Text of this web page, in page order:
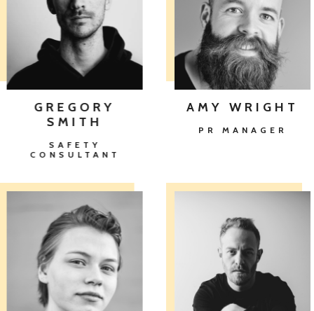
GREGORY
SMITH
SAFETY
CONSULTANT
AMY WRIGHT
PR MANAGER